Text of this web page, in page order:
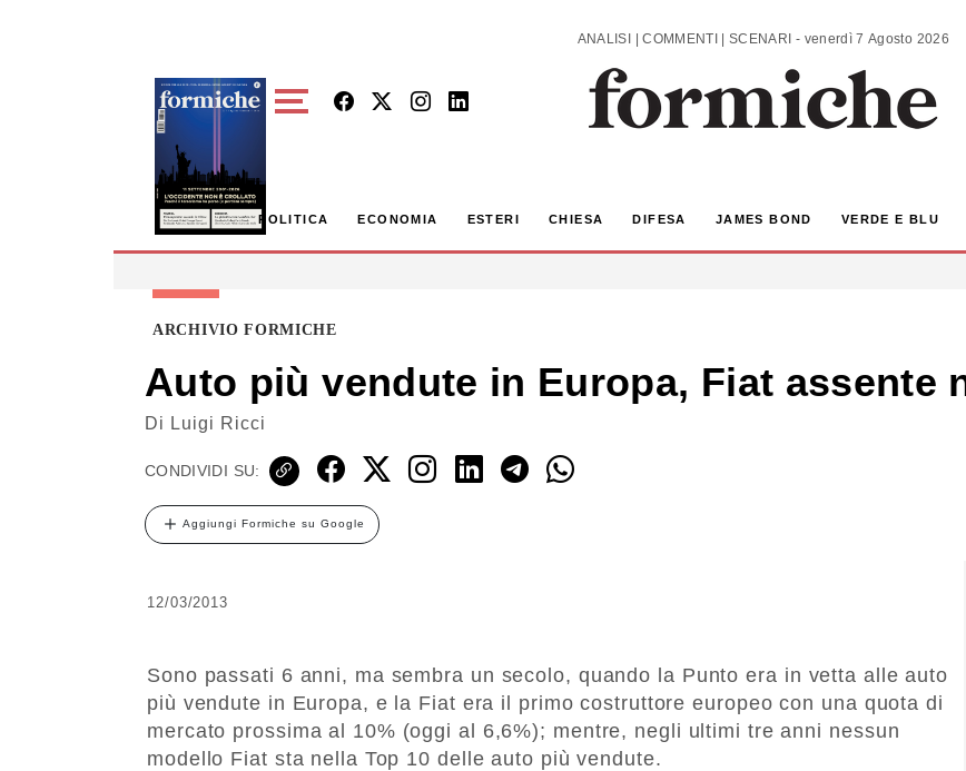
ANALISI | COMMENTI | SCENARI - venerdì 7 Agosto 2026
POLITICA ECONOMIA ESTERI CHIESA DIFESA JAMES BOND VERDE E BLU
ARCHIVIO FORMICHE
Auto più vendute in Europa, Fiat assente
Di Luigi Ricci
CONDIVIDI SU:
Aggiungi Formiche su Google
12/03/2013
Sono passati 6 anni, ma sembra un secolo, quando la Punto era in vetta alle auto
più vendute in Europa, e la Fiat era il primo costruttore europeo con una quota di
mercato prossima al 10% (oggi al 6,6%); mentre, negli ultimi tre anni nessun
modello Fiat sta nella Top 10 delle auto più vendute.